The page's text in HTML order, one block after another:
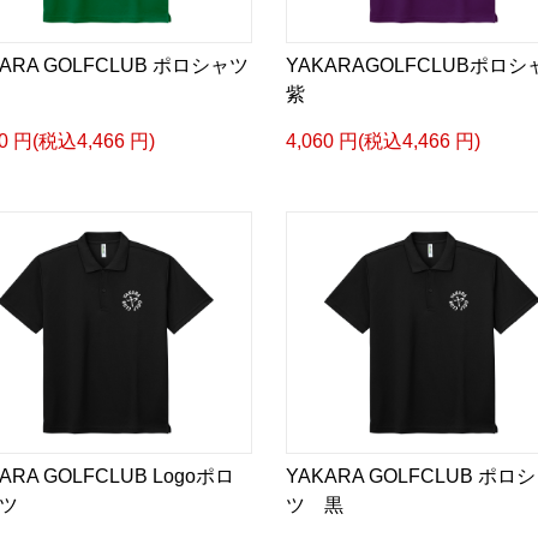
GOLFCLUB ポロシャツ
円(税込4,466 円)
YAKARAGOLFCLUBポロシ
紫
4,060 円(税込4,466 円)
GOLFCLUB Logoポロ
YAKARA GOLFCLUB ポロ
ツ 黒